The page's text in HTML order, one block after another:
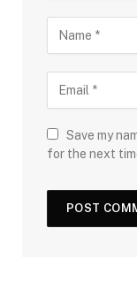
Save my
for the next